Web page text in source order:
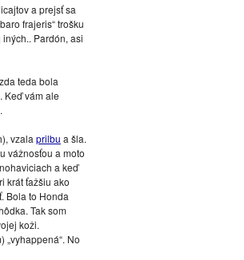
a prejsť sa
frajeris“ trošku
Pardón, asi
teda bola
Keď vám ale
vzala prilbu a šla.
vážnosťou a moto
a keď
krát ťažšiu ako
Bola to Honda
Tak som
koži.
No